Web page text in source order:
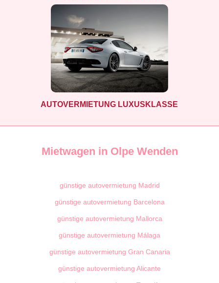
AUTOVERMIETUNG LUXUSKLASSE
Mietwagen in Olpe Wenden
günstige autovermietung Madrid
günstige autovermietung Barcelona
günstige autovermietung Mallorca
günstige autovermietung Málaga
günstige autovermietung Gran Canaria
günstige autovermietung Alicante